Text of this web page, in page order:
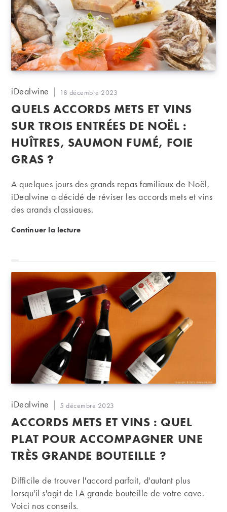
Auteur/autrice
la
publication :
iDealwine
Publication
publiée :
18 décembre 2023
QUELS ACCORDS METS ET VINS
SUR TROIS ENTRÉES DE NOËL :
HUÎTRES, SAUMON FUMÉ, FOIE
GRAS ?
A quelques jours des grands repas familiaux de Noël,
iDealwine a décidé de réviser les accords mets et vins
des grands classiques.
Continuer la lectureQuels accords mets et vins sur trois entrées de
Auteur/autrice
la
publication :
iDealwine
Publication
publiée :
5 décembre 2023
ACCORDS METS ET VINS : QUEL
PLAT POUR ACCOMPAGNER UNE
TRÈS GRANDE BOUTEILLE ?
Difficile de trouver l'accord parfait, d'autant plus
lorsqu'il s'agit de LA grande bouteille de votre cave.
Voici nos conseils.